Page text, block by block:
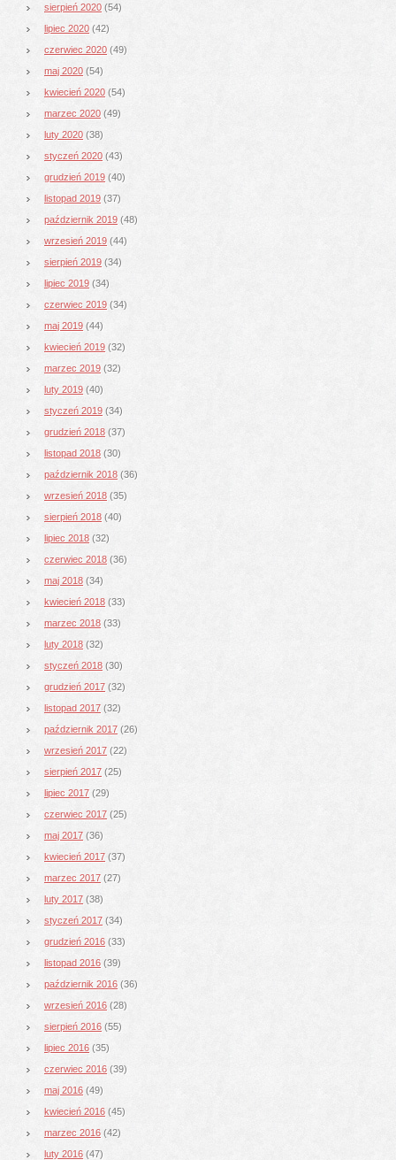
sierpień 2020 (54)
lipiec 2020 (42)
czerwiec 2020 (49)
maj 2020 (54)
kwiecień 2020 (54)
marzec 2020 (49)
luty 2020 (38)
styczeń 2020 (43)
grudzień 2019 (40)
listopad 2019 (37)
październik 2019 (48)
wrzesień 2019 (44)
sierpień 2019 (34)
lipiec 2019 (34)
czerwiec 2019 (34)
maj 2019 (44)
kwiecień 2019 (32)
marzec 2019 (32)
luty 2019 (40)
styczeń 2019 (34)
grudzień 2018 (37)
listopad 2018 (30)
październik 2018 (36)
wrzesień 2018 (35)
sierpień 2018 (40)
lipiec 2018 (32)
czerwiec 2018 (36)
maj 2018 (34)
kwiecień 2018 (33)
marzec 2018 (33)
luty 2018 (32)
styczeń 2018 (30)
grudzień 2017 (32)
listopad 2017 (32)
październik 2017 (26)
wrzesień 2017 (22)
sierpień 2017 (25)
lipiec 2017 (29)
czerwiec 2017 (25)
maj 2017 (36)
kwiecień 2017 (37)
marzec 2017 (27)
luty 2017 (38)
styczeń 2017 (34)
grudzień 2016 (33)
listopad 2016 (39)
październik 2016 (36)
wrzesień 2016 (28)
sierpień 2016 (55)
lipiec 2016 (35)
czerwiec 2016 (39)
maj 2016 (49)
kwiecień 2016 (45)
marzec 2016 (42)
luty 2016 (47)